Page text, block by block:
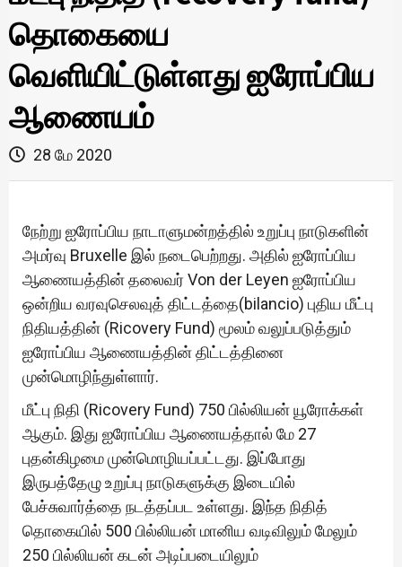
தொகையை
வெளியிட்டுள்ளது ஐரோப்பிய
ஆணையம்
28 மே 2020
நேற்று ஐரோப்பிய நாடாளுமன்றத்தில் உறுப்பு நாடுகளின்
அமர்வு Bruxelle இல் நடைபெற்றது. அதில் ஐரோப்பிய
ஆணையத்தின் தலைவர் Von der Leyen ஐரோப்பிய
ஒன்றிய வரவுசெலவுத் திட்டத்தை(bilancio) புதிய மீட்பு
நிதியத்தின் (Ricovery Fund) மூலம் வலுப்படுத்தும்
ஐரோப்பிய ஆணையத்தின் திட்டத்தினை
முன்மொழிந்துள்ளார்.
மீட்பு நிதி (Ricovery Fund) 750 பில்லியன் யூரோக்கள்
ஆகும். இது ஐரோப்பிய ஆணையத்தால் மே 27
புதன்கிழமை முன்மொழியப்பட்டது. இப்போது
இருபத்தேழு உறுப்பு நாடுகளுக்கு இடையில்
பேச்சுவார்த்தை நடத்தப்பட உள்ளது. இந்த நிதித்
தொகையில் 500 பில்லியன் மானிய வடிவிலும் மேலும்
250 பில்லியன் கடன் அடிப்படையிலும்